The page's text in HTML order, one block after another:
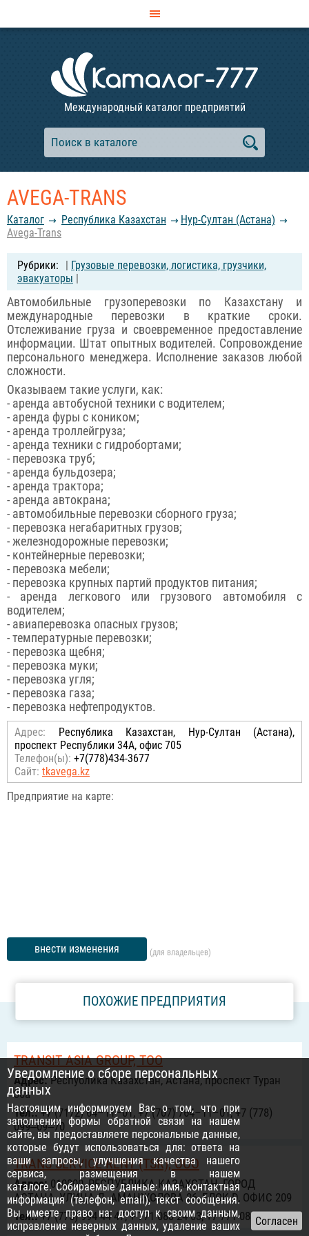
Международный каталог предприятий
AVEGA-TRANS
Каталог Республика Казахстан
Нур-Султан (Астана)
Avega-Trans
| Грузовые перевозки, логистика, грузчики,
эвакуаторы |
Автомобильные грузоперевозки по Казахстану и
международные перевозки в краткие сроки.
Отслеживание груза и своевременное предоставление
информации. Штат опытных водителей. Сопровождение
персонального менеджера. Исполнение заказов любой
сложности.
Оказываем такие услуги, как:
- аренда автобусной техники с водителем;
- аренда фуры с коником;
- аренда троллейгруза;
- аренда техники с гидробортами;
- перевозка труб;
- аренда бульдозера;
- аренда трактора;
- аренда автокрана;
- автомобильные перевозки сборного груза;
- перевозка негабаритных грузов;
- железнодорожные перевозки;
- контейнерные перевозки;
- перевозка мебели;
- перевозка крупных партий продуктов питания;
- аренда легкового или грузового автомобиля с
водителем;
- авиаперевозка опасных грузов;
- температурные перевозки;
- перевозка щебня;
- перевозка муки;
- перевозка угля;
- перевозка газа;
- перевозка нефтепродуктов.
Адрес: Республика Казахстан, Нур-Султан (Астана),
проспект Республики 34А, офис 705
Телефон(ы): +7(778)434-3677
Сайт: tkavega.kz
Предприятие на карте:
внести изменения (для владельцев)
ПОХОЖИЕ ПРЕДПРИЯТИЯ
TRANSIT ASIA GROUP, ТОО
Адрес:Республика Казахстан, Астана, проспект Туран
30а
Тел.:+7 (7172) 64–11–01, +7 (707) 764–11–01, +7 (778)
099‒09‒70
TRANS SERVICE RENT (TSR), ООО
Адрес:010000, РЕСПУБЛИКА КАЗАХСТАН, ГОРОД
АСТАНА, УЛИЦА Д. АМАНЖОЛОВА 26, БЛОК D, ОФИС 209
Тел.:+7 (775) 994 44 47, + 771 083 24 03, +7 771 083 24 04
Уведомление о сборе персональных
данных
Настоящим информируем Вас о том, что при
заполнении формы обратной связи на нашем
сайте, вы предоставляете персональные данные,
которые будут использоваться для: ответа на
ваши запросы, улучшения качества нашего
сервиса, размещения в нашем
каталоге. Собираемые данные: имя, контактная
информация (телефон, email), текст сообщения.
Вы имеете право на: доступ к своим данным,
исправление неверных данных, удаление ваших